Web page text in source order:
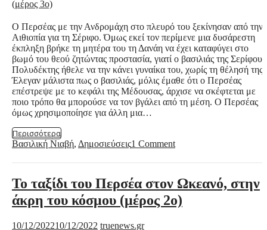
Ο Περσέας με την Ανδρομάχη στο πλευρό του ξεκίνησαν από την
Αιθιοπία για τη Σέριφο. Όμως εκεί τον περίμενε μια δυσάρεστη
έκπληξη βρήκε τη μητέρα του τη Δανάη να έχει καταφύγει στο
βωμό του θεού ζητώντας προστασία, γιατί ο βασιλιάς της Σερίφου
Πολυδέκτης ήθελε να την κάνει γυναίκα του, χωρίς τη θέλησή της.
Έλεγαν μάλιστα πως ο βασιλιάς, μόλις έμαθε ότι ο Περσέας
επέστρεψε με το κεφάλι της Μέδουσας, άρχισε να σκέφτεται με
ποιο τρόπο θα μπορούσε να τον βγάλει από τη μέση. Ο Περσέας
όμως χρησιμοποίησε για άλλη μια…
Περισσότερα
Βασιλική Νιαβή, Δημοσιεύσεις1 Comment
Το ταξίδι του Περσέα στον Ωκεανό, στην
άκρη του κόσμου (μέρος 2ο)
10/12/202210/12/2022 truenews.gr